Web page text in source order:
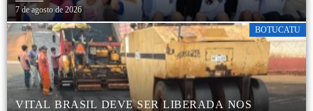
7 de agosto de 2026
BOTUCATU
VITAL BRASIL DEVE SER LIBERADA NOS